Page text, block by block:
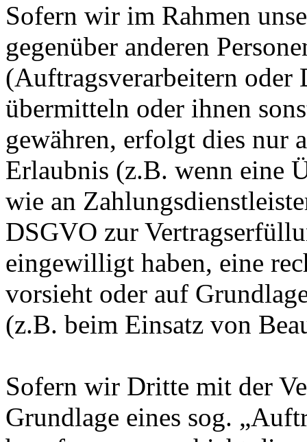
Sofern wir im Rahmen
gegenüber anderen
(Auftragsverarbeitern oder
übermitteln oder ihnen
gewähren, erfolgt dies nur
Erlaubnis (z.B. wenn eine
wie an
DSGVO zur
eingewilligt haben, eine
vorsieht oder auf
(z.B. beim Einsatz von
Sofern wir Dritte mit der
Grundlage eines sog.